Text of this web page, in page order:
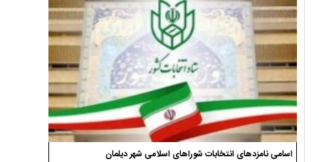
اسامی نامزدهای انتخابات شوراهای اسلامی شهر دیلمان